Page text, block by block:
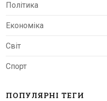
Політика
Економіка
Світ
Спорт
ПОПУЛЯРНІ ТЕГИ